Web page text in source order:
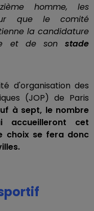
homme, les
que le comité
la candidature
et de son stade
d'organisation des
(JOP) de Paris
à sept, le nombre
cet
choix se fera donc